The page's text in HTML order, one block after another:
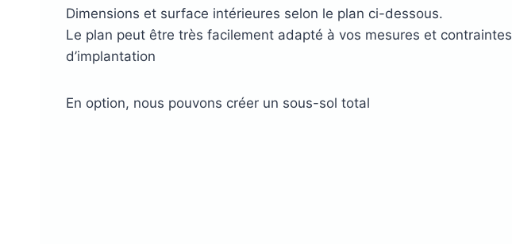
Dimensions et surface intérieures selon le plan ci-dessous.
Le plan peut être très facilement adapté à vos mesures et contraintes
d’implantation
En option, nous pouvons créer un sous-sol total